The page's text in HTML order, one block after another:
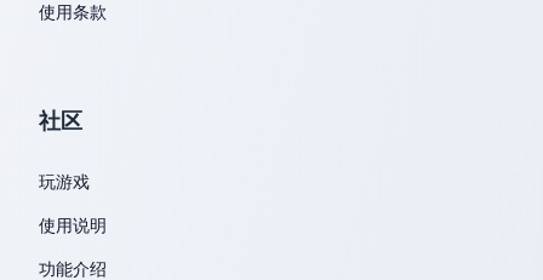
使用条款
社区
玩游戏
使用说明
功能介绍